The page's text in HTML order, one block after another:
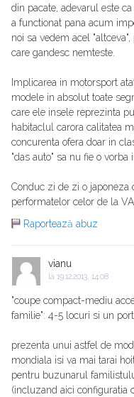
din pacate, adevarul este
a functionat pana acum
noi sa vedem acel
care gandesc nemteste.
Implicarea in motorsport
modele in absolut toate
care ele insele reprezinta
habitaclul carora calitatea
concurenta ofera doar in
"das auto" sa nu fie o vorba
Conduc zi de zi o
performatelor celor de la
Raportează abuz
vianu
la 19.12.2013, 14:08
"coupe compact-mediu
familie": 4-5 locuri si un
prezenta unui astfel de
mondiala isi va mai tarai
pentru buzunarul
(incluzand aici configuratia